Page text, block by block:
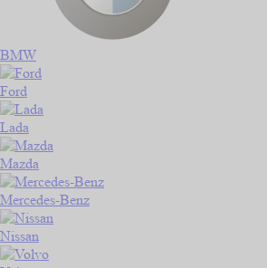
BMW
Ford
Lada
Mazda
Mercedes-Benz
Nissan